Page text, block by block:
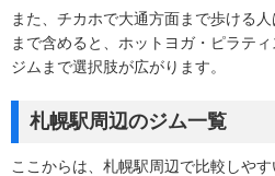
また、チカホで大通方面まで歩ける人
まで含めると、ホットヨガ・ピラテ
ジムまで選択肢が広がります。
札幌駅周辺のジム一覧
ここからは、札幌駅周辺で比較しや